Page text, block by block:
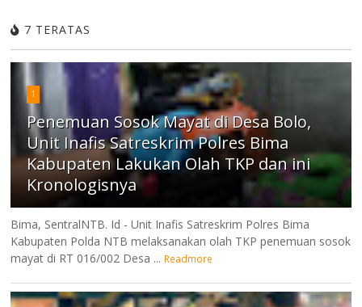
7 TERATAS
1
Penemuan Sosok Mayat di Desa Bolo,
Unit Inafis Satreskrim Polres Bima
Kabupaten Lakukan Olah TKP dan ini
Kronologisnya
Bima, SentralNTB. Id - Unit Inafis Satreskrim Polres Bima
Kabupaten Polda NTB melaksanakan olah TKP penemuan sosok
mayat di RT 016/002 Desa ... Readmore